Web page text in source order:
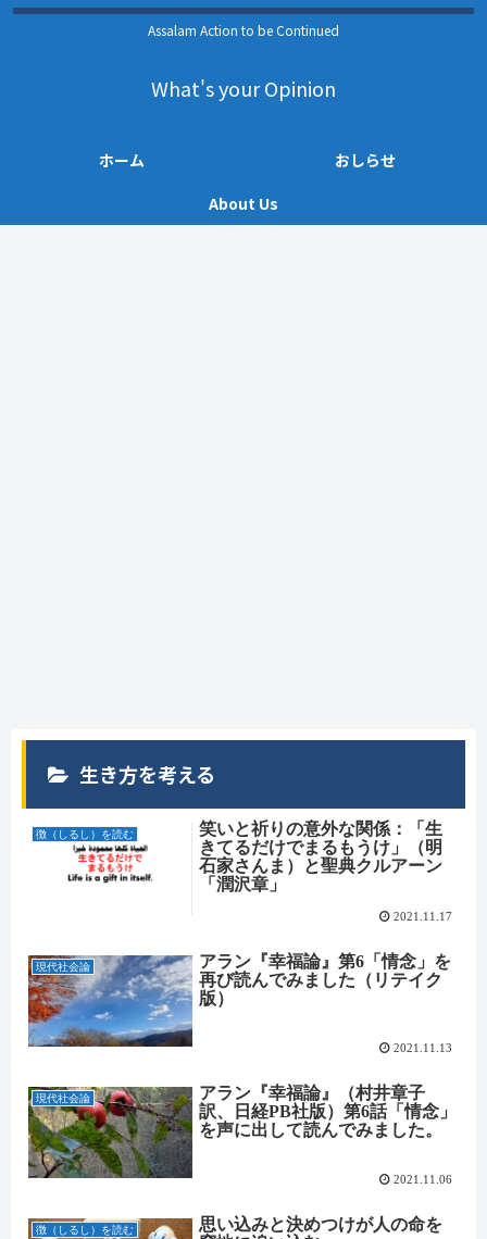
Assalam Action to be Continued
What's your Opinion
ホーム
おしらせ
About Us
生き方を考える
徴（しるし）を読む
笑いと祈りの意外な関係：「生
きてるだけでまるもうけ」（明
石家さんま）と聖典クルアーン
「潤沢章」
2021.11.17
現代社会論
アラン『幸福論』第6「情念」を
再び読んでみました（リテイク
版）
2021.11.13
現代社会論
アラン『幸福論』（村井章子
訳、日経PB社版）第6話「情念」
を声に出して読んでみました。
2021.11.06
徴（しるし）を読む
思い込みと決めつけが人の命を